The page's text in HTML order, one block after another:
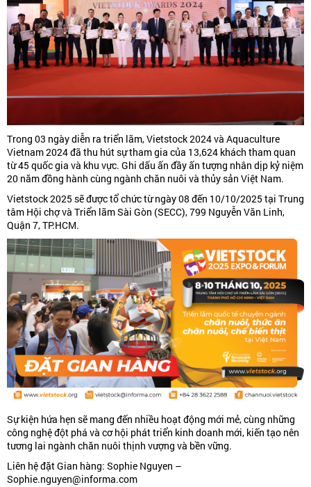
Trong 03 ngày diễn ra triển lãm, Vietstock 2024 và Aquaculture
Vietnam 2024 đã thu hút sự tham gia của 13,624 khách tham quan
từ 45 quốc gia và khu vực. Ghi dấu ấn đầy ấn tượng nhân dịp kỷ niệm
20 năm đồng hành cùng ngành chăn nuôi và thủy sản Việt Nam.
Vietstock 2025 sẽ được tổ chức từ ngày 08 đến 10/10/2025 tại Trung
tâm Hội chợ và Triển lãm Sài Gòn (SECC), 799 Nguyễn Văn Linh,
Quận 7, TP.HCM.
Sự kiện hứa hẹn sẽ mang đến nhiều hoạt động mới mẻ, cùng những
công nghệ đột phá và cơ hội phát triển kinh doanh mới, kiến tạo nên
tương lai ngành chăn nuôi thịnh vượng và bền vững.
Liên hệ đặt Gian hàng: Sophie Nguyen –
Sophie.nguyen@informa.com